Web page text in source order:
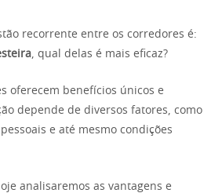
recorrente entre os corredores é:
, qual delas é mais eficaz?
oferecem benefícios únicos e
depende de diversos fatores, como
e até mesmo condições
analisaremos as vantagens e